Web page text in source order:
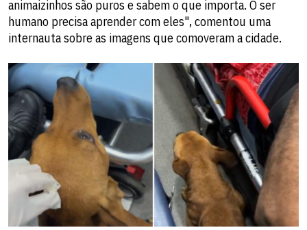
animaizinhos são puros e sabem o que importa. O ser
humano precisa aprender com eles", comentou uma
internauta sobre as imagens que comoveram a cidade.